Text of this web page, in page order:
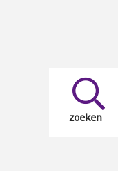
zoeken